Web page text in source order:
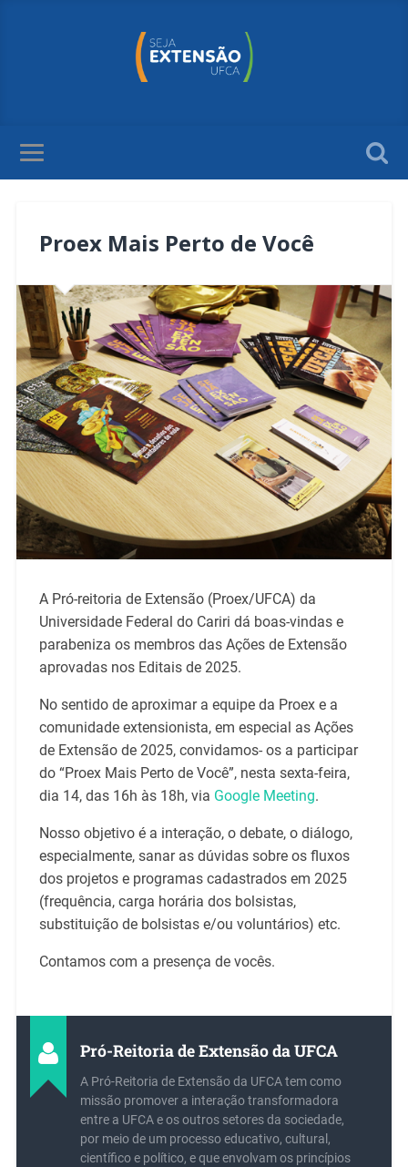
Proex Mais Perto de Você
A Pró-reitoria de Extensão (Proex/UFCA) da
Universidade Federal do Cariri dá boas-vindas e
parabeniza os membros das Ações de Extensão
aprovadas nos Editais de 2025.
No sentido de aproximar a equipe da Proex e a
comunidade extensionista, em especial as Ações
de Extensão de 2025, convidamos- os a participar
do “Proex Mais Perto de Você”, nesta sexta-feira,
dia 14, das 16h às 18h, via Google Meeting.
Nosso objetivo é a interação, o debate, o diálogo,
especialmente, sanar as dúvidas sobre os fluxos
dos projetos e programas cadastrados em 2025
(frequência, carga horária dos bolsistas,
substituição de bolsistas e/ou voluntários) etc.
Contamos com a presença de vocês.
Pró-Reitoria de Extensão da UFCA
A Pró-Reitoria de Extensão da UFCA tem como
missão promover a interação transformadora
entre a UFCA e os outros setores da sociedade,
por meio de um processo educativo, cultural,
científico e político, e que envolvam os princípios